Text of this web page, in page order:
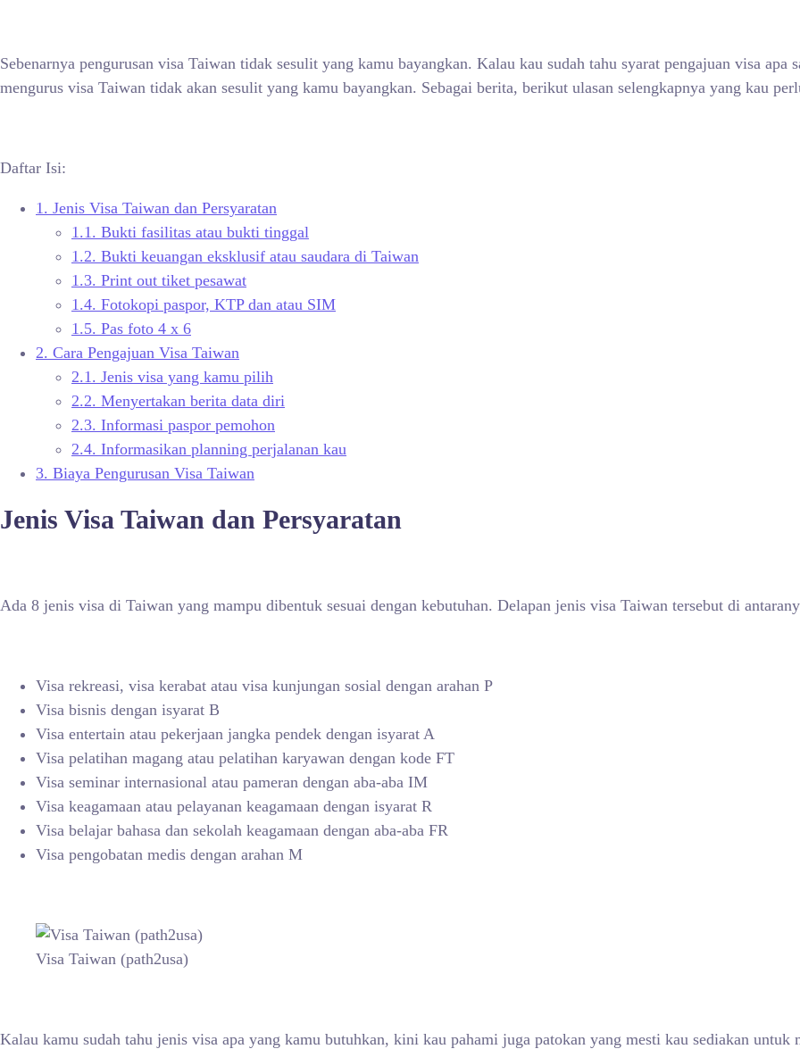
Sebenarnya pengurusan visa Taiwan tidak sesulit yang kamu bayangkan. Kalau kau sudah tahu syarat pengajuan visa apa
mengurus visa Taiwan tidak akan sesulit yang kamu bayangkan. Sebagai berita, berikut ulasan selengkapnya yang kau
Daftar Isi:
1. Jenis Visa Taiwan dan Persyaratan
1.1. Bukti fasilitas atau bukti tinggal
1.2. Bukti keuangan eksklusif atau saudara di Taiwan
1.3. Print out tiket pesawat
1.4. Fotokopi paspor, KTP dan atau SIM
1.5. Pas foto 4 x 6
2. Cara Pengajuan Visa Taiwan
2.1. Jenis visa yang kamu pilih
2.2. Menyertakan berita data diri
2.3. Informasi paspor pemohon
2.4. Informasikan planning perjalanan kau
3. Biaya Pengurusan Visa Taiwan
Jenis Visa Taiwan dan Persyaratan
Ada 8 jenis visa di Taiwan yang mampu dibentuk sesuai dengan kebutuhan. Delapan jenis visa Taiwan tersebut di
Visa rekreasi, visa kerabat atau visa kunjungan sosial dengan arahan P
Visa bisnis dengan isyarat B
Visa entertain atau pekerjaan jangka pendek dengan isyarat A
Visa pelatihan magang atau pelatihan karyawan dengan kode FT
Visa seminar internasional atau pameran dengan aba-aba IM
Visa keagamaan atau pelayanan keagamaan dengan isyarat R
Visa belajar bahasa dan sekolah keagamaan dengan aba-aba FR
Visa pengobatan medis dengan arahan M
Visa Taiwan (path2usa)
Kalau kamu sudah tahu jenis visa apa yang kamu butuhkan, kini kau pahami juga patokan yang mesti kau sediakan